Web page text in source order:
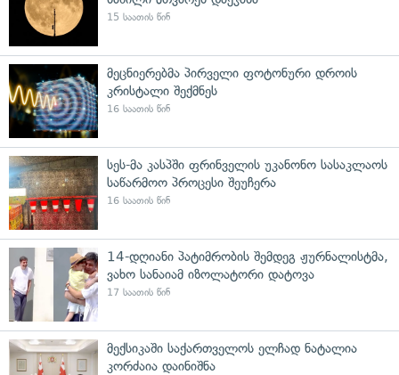
15 საათის წინ
მეცნიერებმა პირველი ფოტონური დროის
კრისტალი შექმნეს
16 საათის წინ
სეს-მა კასპში ფრინველის უკანონო სასაკლაოს
საწარმოო პროცესი შეუჩერა
16 საათის წინ
14-დღიანი პატიმრობის შემდეგ ჟურნალისტმა,
ვახო სანაიამ იზოლატორი დატოვა
17 საათის წინ
მექსიკაში საქართველოს ელჩად ნატალია
კორძაია დაინიშნა